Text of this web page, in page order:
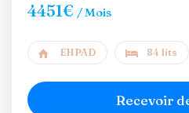
4451€ / Mois
EHPAD 84 lits
Recevoir